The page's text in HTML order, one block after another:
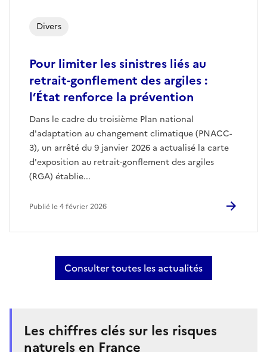
Pour limiter les sinistres liés au
retrait-gonflement des argiles :
l’État renforce la prévention
Dans le cadre du troisième Plan national
d'adaptation au changement climatique (PNACC-
3), un arrêté du 9 janvier 2026 a actualisé la carte
d'exposition au retrait-gonflement des argiles
(RGA) établie...
Divers
Publié le 4 février 2026
Consulter toutes les actualités
Les chiffres clés sur les risques
naturels en France